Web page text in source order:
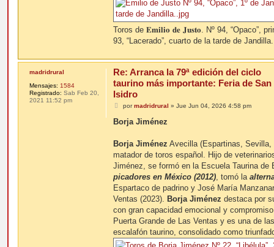
Toros de 𝐄𝐦𝐢𝐥𝐢𝐨 𝐝𝐞 𝐉𝐮𝐬𝐭𝐨. Nº 94, “Opaco”,
93, “Lacerado”, cuarto de la tarde de Jandilla.
madridrural
Mensajes: 1584
Registrado: Sab Feb 20,
2021 11:52 pm
Re: Arranca la 79ª edición del ciclo
taurino más importante: Feria de San
Isidro
M
n
j
pormadridrural » Jue Jun 04, 2026 4:58 pm
Borja Jiménez
Borja Jiménez Avecilla (Espartinas, Sevilla,
matador de toros español. Hijo de
Jiménez, se formó en la Escuela Taurina de
picadores en México (2012), tomó la
Espartaco de padrino y José María
Ventas (2023). Borja Jiménez destaca por
con gran capacidad emocional y
Puerta Grande de Las Ventas y es una de
escalafón taurino, consolidado como